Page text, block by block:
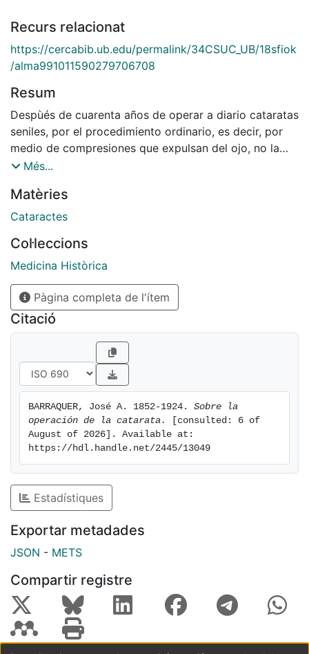
Recurs relacionat
https://cercabib.ub.edu/permalink/34CSUC_UB/18sfiok
/alma991011590279706708
Resum
Despùés de cuarenta años de operar a diario cataratas
seniles, por el procedimiento ordinario, es decir, por
medio de compresiones que expulsan del ojo, no la
totalidad sino la mayor parte del producto patológico,
que hace suavemente presa de toda la lesión, sin
abandonar en el ojo ni una sola partícula
obliga a compresión alguna, que no expulsa
exprimiendo, que se lleva fuera del ojo con suavidad,
sin violencia, no la mayor parte, sino toda la lesión;
que no deja la pupila velada por restos de opacidad
que queremos combatir...
Més...
Matèries
Cataractes
Col·leccions
Medicina Històrica
Pàgina completa de l'ítem
Citació
BARRAQUER, José A. 1852-1924. Sobre la
operación de la catarata.
[consulted: 6 of
August of 2026]. Available at:
https://hdl.handle.net/2445/13049
Estadístiques
Exportar metadades
JSON - METS
Compartir registre